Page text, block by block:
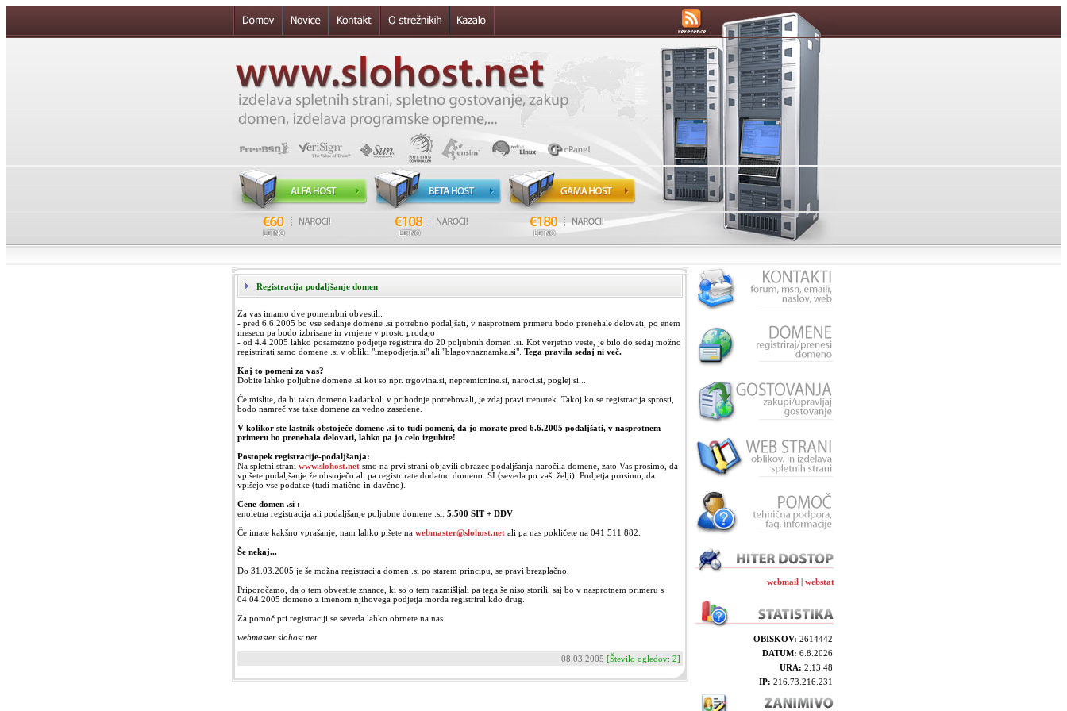
Registracija podaljšanje domen
Za vas imamo dve pomembni obvestili:
- pred 6.6.2005 bo vse sedanje domene .si potrebno podaljšati, v nasprotnem primeru bodo prenehale delovati, po enem
mesecu pa bodo izbrisane in vrnjene v prosto prodajo
- od 4.4.2005 lahko posamezno podjetje registrira do 20 poljubnih domen .si. Kot verjetno veste, je bilo do sedaj možno
registrirati samo domene .si v obliki "imepodjetja.si" ali "blagovnaznamka.si". Tega pravila sedaj ni več.
Kaj to pomeni za vas?
Dobite lahko poljubne domene .si kot so npr. trgovina.si, nepremicnine.si, naroci.si, poglej.si...
Če mislite, da bi tako domeno kadarkoli v prihodnje potrebovali, je zdaj pravi trenutek. Takoj ko se registracija sprosti,
bodo namreč vse take domene za vedno zasedene.
V kolikor ste lastnik obstoječe domene .si to tudi pomeni, da jo morate pred 6.6.2005 podaljšati, v nasprotnem
primeru bo prenehala delovati, lahko pa jo celo izgubite!
Postopek registracije-podaljšanja:
Na spletni strani www.slohost.net smo na prvi strani objavili obrazec podaljšanja-naročila domene, zato Vas prosimo, da
vpišete podaljšanje že obstoječo ali pa registrirate dodatno domeno .SI (seveda po vaši želji). Podjetja prosimo, da
vpišejo vse podatke (tudi matično in davčno).
Cene domen .si :
enoletna registracija ali podaljšanje poljubne domene .si: 5.500 SIT + DDV
Če imate kakšno vprašanje, nam lahko pišete na webmaster@slohost.net ali pa nas pokličete na 041 511 882.
Še nekaj...
Do 31.03.2005 je še možna registracija domen .si po starem principu, se pravi brezplačno.
Priporočamo, da o tem obvestite znance, ki so o tem razmišljali pa tega še niso storili, saj bo v nasprotnem primeru s
04.04.2005 domeno z imenom njihovega podjetja morda registriral kdo drug.
Za pomoč pri registraciji se seveda lahko obrnete na nas.
webmaster slohost.net
08.03.2005 [Število ogledov: 2]
webmail | webstat
OBISKOV: 2614442
DATUM: 6.8.2026
URA: 2:13:48
IP: 216.73.216.231